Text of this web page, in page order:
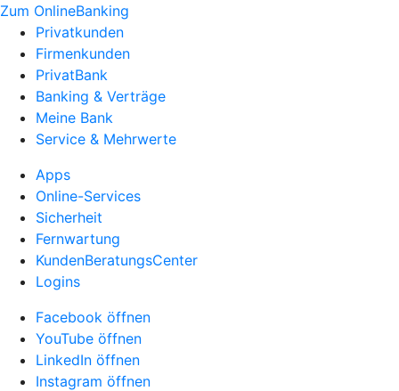
Zum OnlineBanking
Privatkunden
Firmenkunden
PrivatBank
Banking & Verträge
Meine Bank
Service & Mehrwerte
Apps
Online-Services
Sicherheit
Fernwartung
KundenBeratungsCenter
Logins
Facebook öffnen
YouTube öffnen
LinkedIn öffnen
Instagram öffnen